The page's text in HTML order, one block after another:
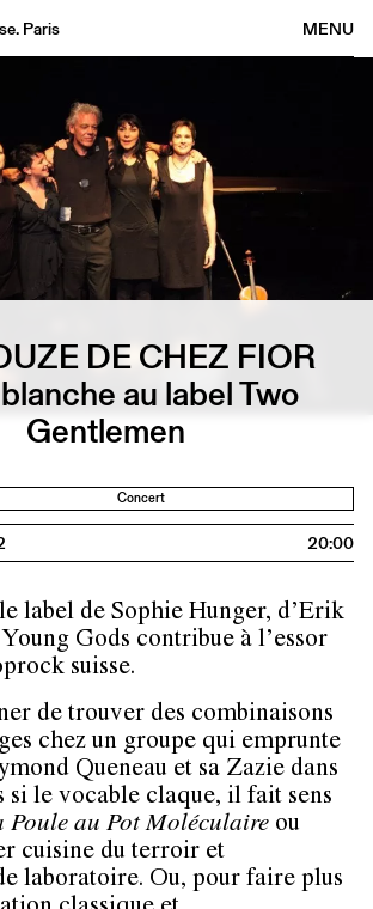
MENU
Paris
DE CHEZ FIOR
au label Two
Gentlemen
Concert
20:00
label de Sophie Hunger, d’Erik
Gods contribue à l’essor
suisse.
de trouver des combinaisons
chez un groupe qui emprunte
Queneau et sa Zazie dans
si le vocable claque, il fait sens
Poule au Pot Moléculaire ou
cuisine du terroir et
laboratoire. Ou, pour faire plus